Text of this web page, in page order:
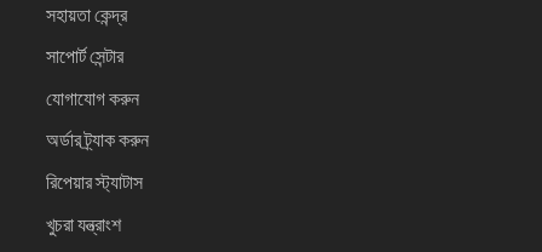
সহায়তা কেন্দ্র
সাপোর্ট সেন্টার
যোগাযোগ করুন
অর্ডার ট্র্যাক করুন
রিপেয়ার স্ট্যাটাস
খুচরা যন্ত্রাংশ